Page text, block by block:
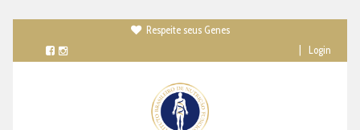
Respeite seus Genes
Login